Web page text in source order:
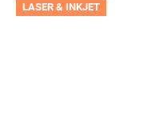
LASER & INKJET